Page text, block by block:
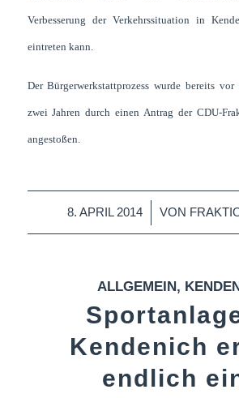
Verbesserung der Verkehrssituation in
eintreten kann.
Der Bürgerwerkstattprozess wurde bereits vor
zwei Jahren durch einen Antrag der CDU-
angestoßen.
8. APRIL 2014
/ VON
ALLGEMEIN,
Kendenich
endlich